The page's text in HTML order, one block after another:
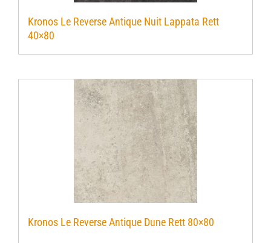
Kronos Le Reverse Antique Nuit Lappata Rett
40×80
Kronos Le Reverse Antique Dune Rett 80×80